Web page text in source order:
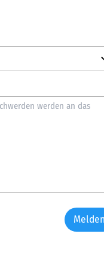
Melden